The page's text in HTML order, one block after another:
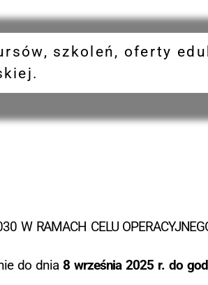
szkoleń, oferty
W RAMACH CELU
do dnia 8 września 2025 r. do